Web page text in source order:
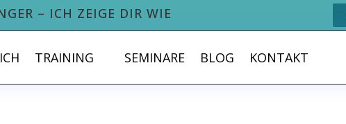
– ICH ZEIGE DIR WIE
TRAINING SEMINARE BLOG KONTAKT